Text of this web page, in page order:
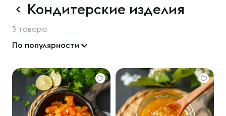
Кондитерские изделия
3 товара
По популярности